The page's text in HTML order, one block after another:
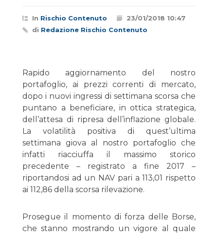
In Rischio Contenuto
23/01/2018 10:47
di Redazione Rischio Contenuto
Rapido aggiornamento del nostro
portafoglio, ai prezzi correnti di mercato,
dopo i nuovi ingressi di settimana scorsa che
puntano a beneficiare, in ottica strategica,
dell’attesa di ripresa dell’inflazione globale.
La volatilità positiva di quest’ultima
settimana giova al nostro portafoglio che
infatti riacciuffa il massimo storico
precedente – registrato a fine 2017 –
riportandosi ad un NAV pari a 113,01 rispetto
ai 112,86 della scorsa rilevazione.
Prosegue il momento di forza delle Borse,
che stanno mostrando un vigore al quale